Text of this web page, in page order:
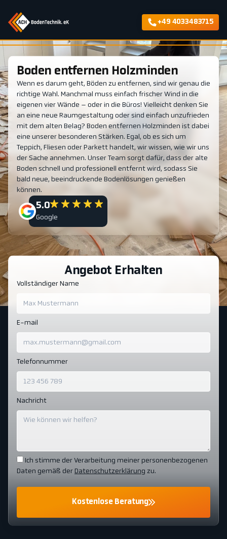
+49 4033483715
Boden entfernen Holzminden
Wenn es darum geht, Böden zu entfernen, sind wir genau die
richtige Wahl. Manchmal muss einfach frischer Wind in die
eigenen vier Wände – oder in die Büros! Vielleicht denken Sie
an eine neue Raumgestaltung oder sind einfach unzufrieden
mit dem alten Belag? Boden entfernen Holzminden ist dabei
eine unserer besonderen Stärken. Egal, ob es sich um
Teppich, Fliesen oder Parkett handelt, wir wissen, wie wir uns
der Sache annehmen. Unser Team sorgt dafür, dass der alte
Boden schnell und professionell entfernt wird, sodass Sie
bald neue, beeindruckende Bodenlösungen genießen
können.
5.0
Google
Angebot Erhalten
Vollständiger Name
E-mail
Telefonnummer
Nachricht
Ich stimme der Verarbeitung meiner personenbezogenen
Daten gemäß der Datenschutzerklärung zu.
Kostenlose Beratung